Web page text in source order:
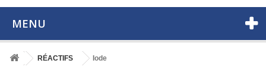
MENU
RÉACTIFS Iode